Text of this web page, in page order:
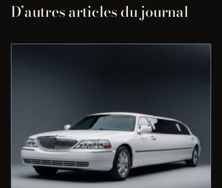
D’autres articles du journal